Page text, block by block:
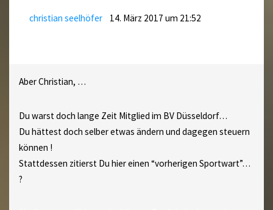
christian seelhöfer 14. März 2017 um 21:52
Aber Christian, …
Du warst doch lange Zeit Mitglied im BV Düsseldorf…
Du hättest doch selber etwas ändern und dagegen steuern
können !
Stattdessen zitierst Du hier einen “vorherigen Sportwart”…
?